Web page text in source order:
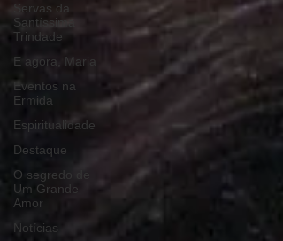
Servas da
Santíssima
Trindade
E agora, Maria
Eventos na
Ermida
Espiritualidade
Destaque
O segredo de
Um Grande
Amor
Notícias